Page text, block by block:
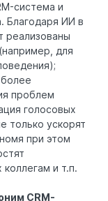
система и
Благодаря ИИ в
реализованы
для
проблем
голосовых
только ускорят
при этом
и т.п.
CRM-